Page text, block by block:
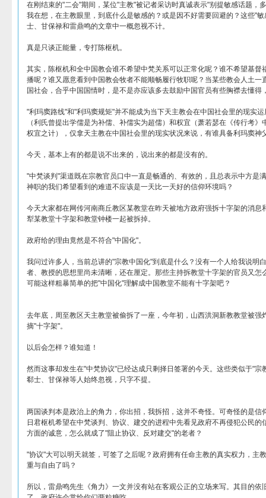
在刚结束的"二会"期间，某位"主教"被记者采访时真诚表示"别提敏感话题，
我在想，在主教眼里，到底什么是敏感的？或是因不好需要回避的？这些"
士、甘保禄和雷鼎鸣的文章中一概忽视不计。
真是只谈正能量，专打陈枢机。
其实，陈枢机和全中国教会谁不希望中梵关系可以正常化呢？谁不希望基督
播呢？谁又愿意看到中国教会牧者不能顺畅履行牧职呢？当某些教会人土一
国社会，合乎中国国情时，是不是亦应该多去鼓励中国官员有些胸襟去懂得
"利玛窦路线"和"利玛窦规矩"并不能成为当下天主教会在中国社会里的现实
（利氏曾提出学儒是为补儒、补儒实为超儒）和权宜（萧若瑟在《传行考
权宜之计），仅拿天主教在中国社会里的现实状况来说，有谁具备利玛窦神
今天，基本上有的都是说不出来的，说出来的都是没有的。
"中梵谈判"渠道既在宗教官员口中一直是畅通的、有效的，且总表示中方是
神职的我们希望看到的难道不应该是一天比一天好的信仰环境吗？
今天大家都在网传河南商丘教区某教堂在昨天被地方政府强拆十字架的消息
犁某教堂十字架和教堂钟楼一起被拆掉。
政府给的理由竟然是不符合"中国化"。
我问过许多人，当前总讲的"宗教中国化"到底是什么？没有一个人给我说明
者、教授的思想里尚未清晰，还在厘定。那些主持拆教堂十字架的官员又怎
可能这样粗暴简单的把"中国化"理解成中国教堂不能有十字架吧？
去年底，周至教区天主教堂被偷拆了一座，今年初，山西洪洞新教教堂被强
摘"十字架"。
以后会怎样？谁知道！
然而这事却发生在"中梵协议"已经达成只剩择日签署的今天。这些类似于"宗
郗士、甘保禄等人始终忽视，只字不提。
两国谈判本是政治上的角力，你出招，我拆招，这并不奇怪。可奇怪的是信
日君枢机希望在中梵谈判、协议、建交的进程中先看见政府不再侵犯公民的
方面的诚意，怎么就成了"阻止协议、反对建交"的老者？
"协议"大可以明天就签，可签了之后呢？政府拥有任命主教的真实权力，主
重与自由了吗？
所以，雷鼎鸣先生《角力》一文并没有站在客观公正的立场来写。其目的依